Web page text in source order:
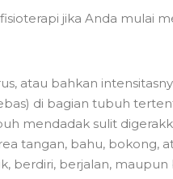
jika Anda mulai
atau bahkan
di bagian tubuh
mendadak sulit
tangan, bahu, bokong,
berdiri, berjalan, maupun